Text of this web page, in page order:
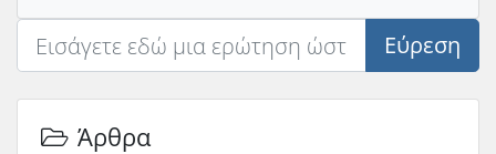
Εύρεση
Άρθρα